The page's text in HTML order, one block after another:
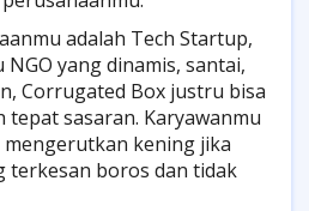
adalah Tech Startup,
NGO yang dinamis, santai,
Corrugated Box justru bisa
tepat sasaran. Karyawanmu
kening jika
terkesan boros dan tidak